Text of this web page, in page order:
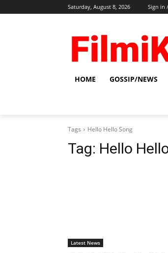
Saturday, August 8, 2026 Sign in
HOME GOSSIP/NEWS
Tags Hello Hello Song
Tag: Hello
Latest News